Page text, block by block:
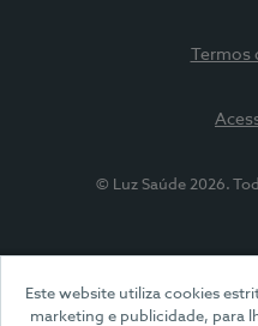
Este website utiliza cookies
marketing e publicidade, para
Termos
© Luz Saúde 2026.